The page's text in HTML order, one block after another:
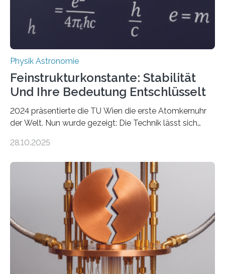
Physik Astronomie
Feinstrukturkonstante: Stabilität
Und Ihre Bedeutung Entschlüsselt
2024 präsentierte die TU Wien die erste Atomkernuhr
der Welt. Nun wurde gezeigt: Die Technik lässt sich
fundamentalen Physik nachzugehen. Thorium-
Messungen verwenden. Das hatte man jahrzehntelang
vermutet, weltweit war nach den passenden
Atomkern-Zuständen gesucht worden, 2024 gelang
einem Team der TU Wien mit Unterstützung
internationaler Partner der entscheidende Durchbruch:
Der lange diskutierte Thorium-Kernübergang wurde
gefunden. Kurz darauf konnte man zeigen, dass sich
Thorium tatsächlich nutzen lässt, um hochpräzise…
28.10.2025